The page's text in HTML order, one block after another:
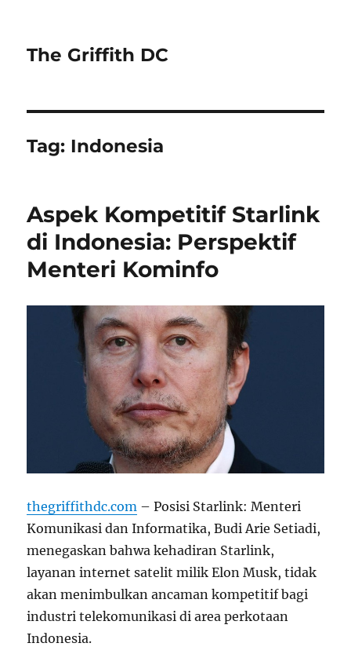
The Griffith DC
Tag: Indonesia
Aspek Kompetitif Starlink
di Indonesia: Perspektif
Menteri Kominfo
thegriffithdc.com – Posisi Starlink: Menteri
Komunikasi dan Informatika, Budi Arie Setiadi,
menegaskan bahwa kehadiran Starlink,
layanan internet satelit milik Elon Musk, tidak
akan menimbulkan ancaman kompetitif bagi
industri telekomunikasi di area perkotaan
Indonesia.